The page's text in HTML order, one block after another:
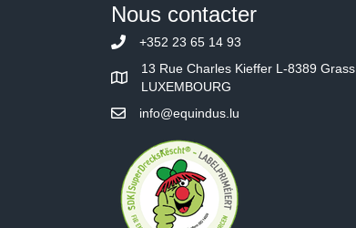
Nous contacter
+352 23 65 14 93
13 Rue Charles Kieffer L-8389 Grass
LUXEMBOURG
info@equindus.lu